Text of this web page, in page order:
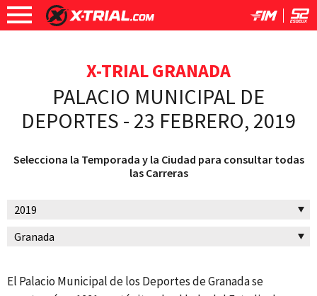
X-TRIAL GRANADA
PALACIO MUNICIPAL DE
DEPORTES - 23 FEBRERO, 2019
Selecciona la Temporada y la Ciudad para consultar todas
las Carreras
El Palacio Municipal de los Deportes de Granada se